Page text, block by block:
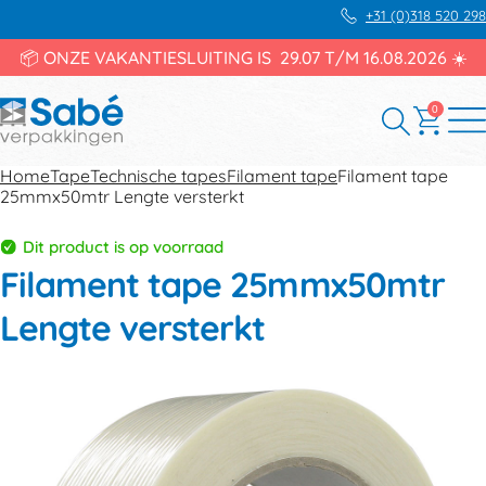
+31 (0)318 520 298
📦 ONZE VAKANTIESLUITING IS 29.07 T/M 16.08.2026 ☀️
0
HomeTapeTechnische tapesFilament tapeFilament tape
25mmx50mtr Lengte versterkt
Dit product is op voorraad
Filament tape 25mmx50mtr
Lengte versterkt